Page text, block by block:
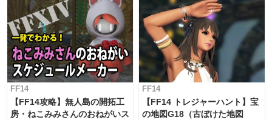
FF14
【FF14攻略】無人島の開拓工
房・ねこみみさんのおねがいス
FF14
【FF14 トレジャーハント】宝
の地図G18（古ぼけた地図